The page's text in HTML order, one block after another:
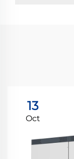
13
Oct